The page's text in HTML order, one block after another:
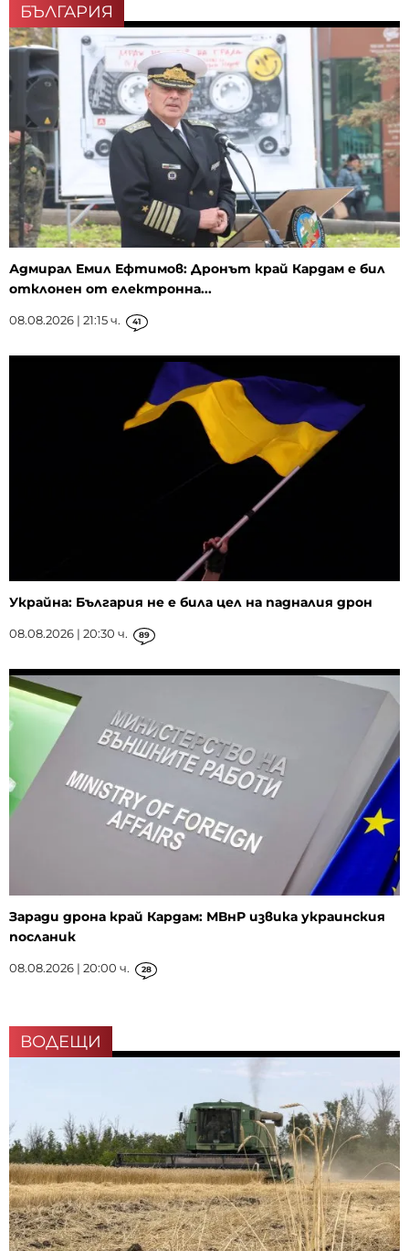
БЪЛГАРИЯ
Адмирал Емил Ефтимов: Дронът край Кардам е бил
отклонен от електронна...
08.08.2026 | 21:15 ч. 41
Украйна: България не е била цел на падналия дрон
08.08.2026 | 20:30 ч. 89
Заради дрона край Кардам: МВнР извика украинския
посланик
08.08.2026 | 20:00 ч. 28
ВОДЕЩИ